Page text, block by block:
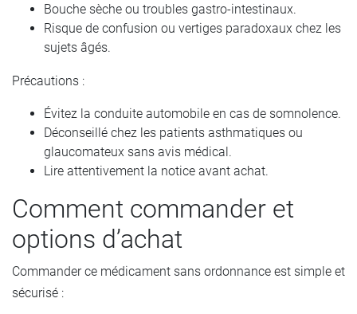
Bouche sèche ou troubles gastro-intestinaux.
Risque de confusion ou vertiges paradoxaux chez les
sujets âgés.
Précautions :
Évitez la conduite automobile en cas de somnolence.
Déconseillé chez les patients asthmatiques ou
glaucomateux sans avis médical.
Lire attentivement la notice avant achat.
Comment commander et
options d’achat
Commander ce médicament sans ordonnance est simple et
sécurisé :